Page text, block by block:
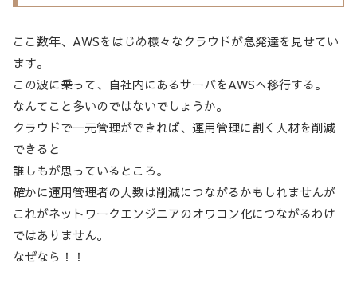
ここ数年、AWSをはじめ様々なクラウドが急発達を見せてい
ます。
この波に乗って、自社内にあるサーバをAWSへ移行する。
なんてこと多いのではないでしょうか。
クラウドで一元管理ができれば、運用管理に割く人材を削減
できると
誰しもが思っているところ。
確かに運用管理者の人数は削減につながるかもしれませんが
これがネットワークエンジニアのオワコン化につながるわけ
ではありません。
なぜなら！！